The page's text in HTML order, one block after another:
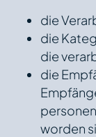
die
die
die
die
worden